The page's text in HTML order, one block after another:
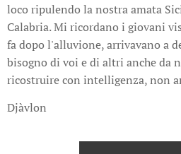
loco ripulendo la nostra amata
Calabria. Mi ricordano i giovani
fa dopo l'alluvione, arrivavano a
bisogno di voi e di altri anche da
ricostruire con intelligenza, non
Djàvlon